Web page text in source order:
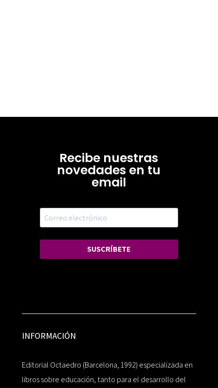
Recibe nuestras
novedades en tu
email
SUSCRÍBETE
INFORMACIÓN
Editorial Octaedro (Barcelona, 1992) especializada en
libros sobre educación, tanto para el desarrollo del